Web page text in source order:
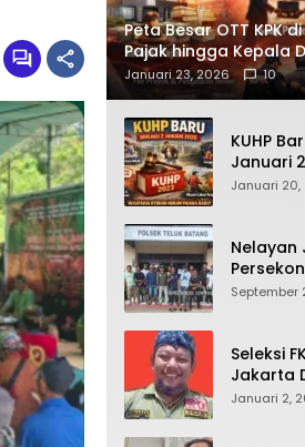
Peta Besar OTT KPK
Pajak hingga Kepala
Wajah Korupsi yang
Januari 23, 2026 10
KUHP
Januari
Apa
Januari 20,
Nelayan
September
Seleksi
Jakarta
Januari 2,